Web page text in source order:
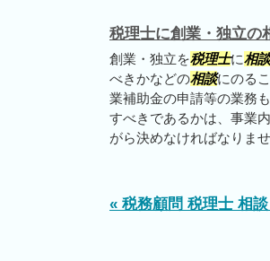
税理士に創業・独立の
創業・独立を税理士に相談
べきかなどの相談にのる
業補助金の申請等の業務
すべきであるかは、事業
がら決めなければなりませ
« 税務顧問 税理士 相